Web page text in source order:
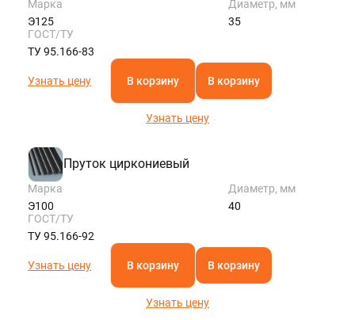
Марка
Э125
Диаметр, мм
35
ГОСТ/ТУ
ТУ 95.166-83
Узнать цену В корзину В корзину
Узнать цену
Пруток циркониевый
Марка
Э100
Диаметр, мм
40
ГОСТ/ТУ
ТУ 95.166-92
Узнать цену В корзину В корзину
Узнать цену